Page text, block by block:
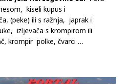
kiseli kupus i
(peke) ili s ražnja, japrak i
izljevača s krompirom ili
krompir polke, čvarci …